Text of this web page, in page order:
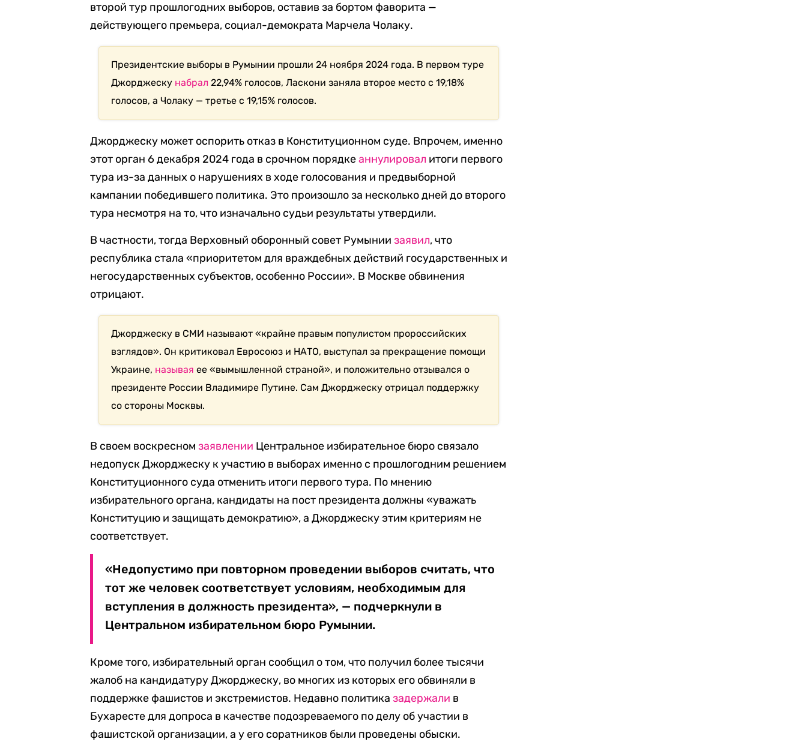
второй тур прошлогодних выборов, оставив за бортом фаворита —
действующего премьера, социал-демократа Марчела Чолаку.
Президентские выборы в Румынии прошли 24 ноября 2024 года. В первом туре
Джорджеску набрал 22,94% голосов, Ласкони заняла второе место с 19,18%
голосов, а Чолаку — третье с 19,15% голосов.
Джорджеску может оспорить отказ в Конституционном суде. Впрочем, именно
этот орган 6 декабря 2024 года в срочном порядкеаннулировал итоги первого
тура из-за данных о нарушениях в ходе голосования и предвыборной
кампании победившего политика. Это произошло за несколько дней до второго
тура несмотря на то, что изначально судьи результаты утвердили.
В частности, тогда Верховный оборонный совет Румынии заявил, что
республика стала «приоритетом для враждебных действий государственных и
негосударственных субъектов, особенно России». В Москве обвинения
отрицают.
Джорджеску в СМИ называют «крайне правым популистом пророссийских
взглядов». Он критиковал Евросоюз и НАТО, выступал за прекращение помощи
Украине, называя ее «вымышленной страной», и положительно отзывался о
президенте России Владимире Путине. Сам Джорджеску отрицал поддержку
со стороны Москвы.
В своем воскресном заявлении Центральное избирательное бюро связало
недопуск Джорджеску к участию в выборах именно с прошлогодним решением
Конституционного суда отменить итоги первого тура. По мнению
избирательного органа, кандидаты на пост президента должны «уважать
Конституцию и защищать демократию», а Джорджеску этим критериям не
соответствует.
«Недопустимо при повторном проведении выборов считать, что
тот же человек соответствует условиям, необходимым для
вступления в должность президента», — подчеркнули в
Центральном избирательном бюро Румынии.
Кроме того, избирательный орган сообщил о том, что получил более тысячи
жалоб на кандидатуру Джорджеску, во многих из которых его обвиняли в
поддержке фашистов и экстремистов. Недавно политика задержали в
Бухаресте для допроса в качестве подозреваемого по делу об участии в
фашистской организации, а у его соратников были проведены обыски.